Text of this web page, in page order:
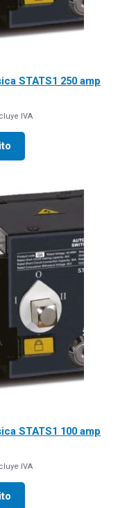
STATS1 250 amp
IVA
STATS1 100 amp
IVA